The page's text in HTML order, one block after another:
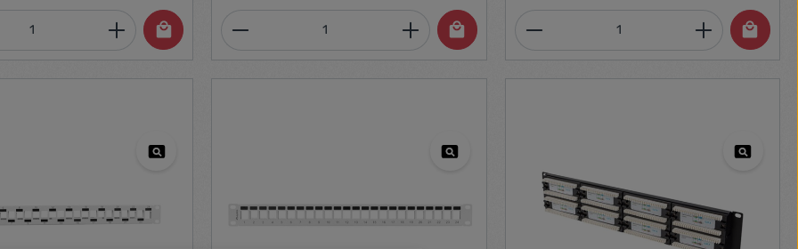
Adja meg a kívánt mennyiséget, vagy használja a gombokat a
mm Magasság 44.45 mm Súly 0.39 kg
Termékmennyiség: Adja meg a kívánt mennyiséget, vagy
Szürke RAL szín RAL7035 Hosszúság 153 mm
kábel, M6-os csavarok
Termékmennyiség: Adja